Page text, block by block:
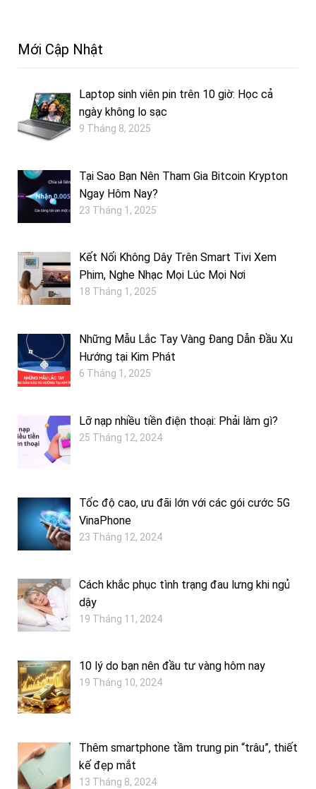
Mới Cập Nhật
Laptop sinh viên pin trên 10 giờ: Học cả
ngày không lo sạc
9 Tháng 8, 2025
Tại Sao Bạn Nên Tham Gia Bitcoin Krypton
Ngay Hôm Nay?
23 Tháng 1, 2025
Kết Nối Không Dây Trên Smart Tivi Xem
Phim, Nghe Nhạc Mọi Lúc Mọi Nơi
18 Tháng 1, 2025
Những Mẫu Lắc Tay Vàng Đang Dẫn Đầu Xu
Hướng tại Kim Phát
6 Tháng 1, 2025
Lỡ nạp nhiều tiền điện thoại: Phải làm gì?
25 Tháng 12, 2024
Tốc độ cao, ưu đãi lớn với các gói cước 5G
VinaPhone
23 Tháng 12, 2024
Cách khắc phục tình trạng đau lưng khi ngủ
dậy
19 Tháng 11, 2024
10 lý do bạn nên đầu tư vàng hôm nay
19 Tháng 10, 2024
Thêm smartphone tầm trung pin “trâu”, thiết
kế đẹp mắt
13 Tháng 8, 2024